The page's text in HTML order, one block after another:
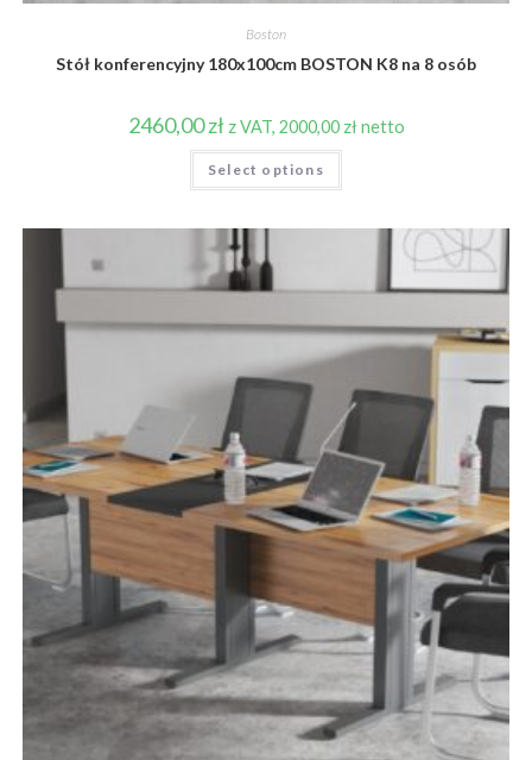
Boston
Stół konferencyjny 180x100cm BOSTON K8 na 8 osób
2460,00zł z VAT, 2000,00 złnetto
Select options